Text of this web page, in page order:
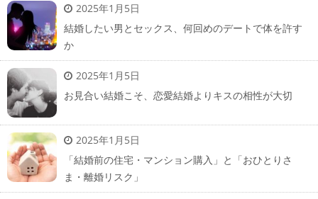
2025年1月5日
結婚したい男とセックス、何回めのデートで体を許す
か
2025年1月5日
お見合い結婚こそ、恋愛結婚よりキスの相性が大切
2025年1月5日
「結婚前の住宅・マンション購入」と「おひとりさ
ま・離婚リスク」